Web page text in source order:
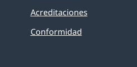
Acreditaciones
Conformidad